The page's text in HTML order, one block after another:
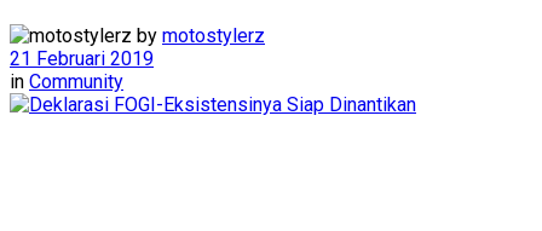
by motostylerz
21 Februari 2019
in Community